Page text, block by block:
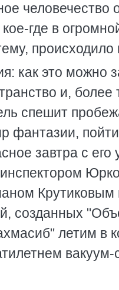
человечество
где в
происходило
как это можно
и, более
спешит
фантазии,
завтра с
Крутиковым
созданных
летим в